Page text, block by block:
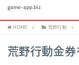
game-app.biz
HOME 荒野行動
荒野行動金